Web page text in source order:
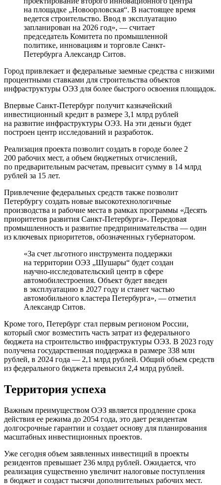
на площадке „Новоорловская“. В настоящее время
ведется строительство. Ввод в эксплуатацию
запланирован на 2026 год», — считает
председатель Комитета по промышленной
политике, инновациям и торговле Санкт-
Петербурга Александр Ситов.
Город привлекает и федеральные заемные средства с низкими
процентными ставками для строительства объектов
инфраструктуры ОЭЗ для более быстрого освоения площадок.
Впервые Санкт-Петербург получит казначейский
инвестиционный кредит в размере 3,1 млрд рублей
на развитие инфраструктуры ОЭЗ. На эти деньги будет
построен центр исследований и разработок.
Реализация проекта позволит создать в городе более 2
200 рабочих мест, а объем бюджетных отчислений,
по предварительным расчетам, превысит сумму в 14 млрд
рублей за 15 лет.
Привлечение федеральных средств также позволит
Петербургу создать новые высокотехнологичные
производства и рабочие места в рамках программы «Десять
приоритетов развития Санкт-Петербурга». Передовая
промышленность и развитие предпринимательства — один
из ключевых приоритетов, обозначенных губернатором.
«За счет льготного инструмента поддержки
на территории ОЭЗ „Шушары“ будет создан
научно-исследовательский центр в сфере
автомобилестроения. Объект будет введен
в эксплуатацию в 2027 году и станет частью
автомобильного кластера Петербурга», — отметил
Александр Ситов.
Кроме того, Петербург стал первым регионом России,
который смог возместить часть затрат из федерального
бюджета на строительство инфраструктуры ОЭЗ. В 2023 году
получена государственная поддержка в размере 338 млн
рублей, в 2024 года — 2,1 млрд рублей. Общий объем средств
из федерального бюджета превысил 2,4 млрд рублей.
Территория успеха
Важным преимуществом ОЭЗ является продление срока
действия ее режима до 2054 года, это дает резидентам
долгосрочные гарантии и создает основу для планирования
масштабных инвестиционных проектов.
Уже сегодня объем заявленных инвестиций в проекты
резидентов превышает 236 млрд рублей. Ожидается, что
реализация существенно увеличит налоговые поступления
в бюджет и создаст тысячи дополнительных рабочих мест.